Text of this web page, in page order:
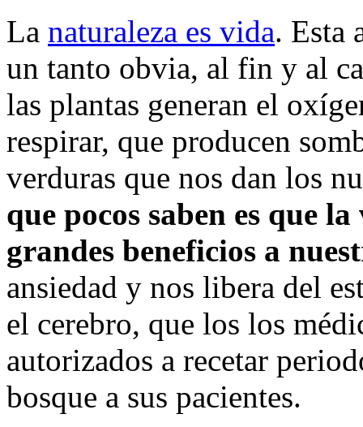
La naturaleza es vida. Esta
un tanto obvia, al fin y al
las plantas generan el
respirar, que producen
verduras que nos dan los
que pocos saben es que
grandes beneficios a
ansiedad y nos libera del
el cerebro, que los los
autorizados a recetar
bosque a sus pacientes.